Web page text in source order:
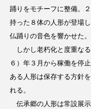
踊りをモチーフに整備。
持った８体の人形が登場
仏踊りの音色を響かせた。
しかし老朽化と度重な
６）年３月から稼働を停
ある人形は保存する方針
れる。
伝承郷の人形は常設展